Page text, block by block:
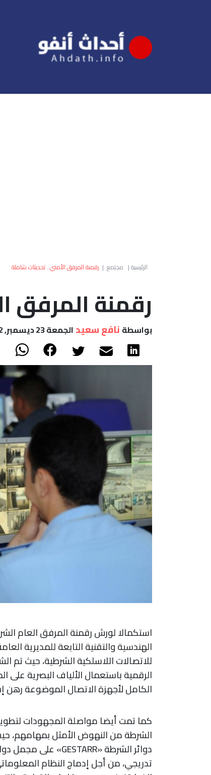
الرئيسية| مجتمع | رقمنة المرفق الأمني.. تحديثات شاملة
رقمنة المرفق
بواسطة نافع سعيد الجمعة 23 ديسمبر, 2022 - 14:51
استكمالالورشرقمنةالمرفقالعام
الهندسيةوالتقنيةالتابعةللمديرية
للاتصالاتاللاسلكيةالشرطية،حيثتم
الرقميةباستعمالالأليافالبصرية على
الكامللأجهزةالاتصالالموضوعةرهن
كما تمتأيضا مواصلةالمجهودات
الشرطةمنالنهوضالأمثلبمهامهم،
دوائرالشرطة«GESTARR» علىمجمل
تدريجي،منأجلإدماجالنظام